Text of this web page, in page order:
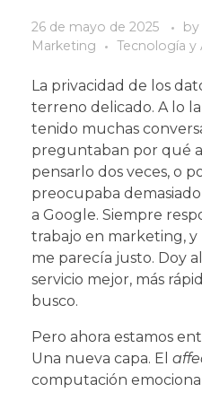
26 de mayo de 2025 by
Marketing
Tecnología
La privacidad de los
terreno delicado. A lo
tenido muchas
preguntaban por qué
pensarlo dos veces, o
preocupaba
a Google. Siempre
trabajo en marketing,
me parecía justo. Doy
servicio mejor, más
busco.
Pero ahora estamos
Una nueva capa. El
computación